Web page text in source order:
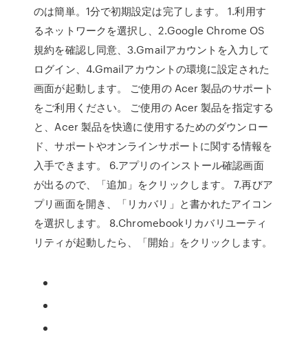
のは簡単。1分で初期設定は完了します。 1.利用す
るネットワークを選択し、2.Google Chrome OS
規約を確認し同意、3.Gmailアカウントを入力して
ログイン、4.Gmailアカウントの環境に設定された
画面が起動します。 ご使用の Acer 製品のサポート
をご利用ください。 ご使用の Acer 製品を指定する
と、Acer 製品を快適に使用するためのダウンロー
ド、サポートやオンラインサポートに関する情報を
入手できます。 6.アプリのインストール確認画面
が出るので、「追加」をクリックします。 7.再びア
プリ画面を開き、「リカバリ」と書かれたアイコン
を選択します。 8.Chromebookリカバリユーティ
リティが起動したら、「開始」をクリックします。